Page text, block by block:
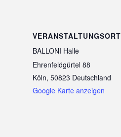
VERANSTALTUNGSORT
BALLONI Halle
Ehrenfeldgürtel 88
Köln, 50823 Deutschland
Google Karte anzeigen